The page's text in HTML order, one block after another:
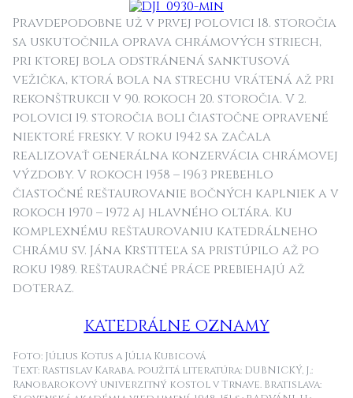
Pravdepodobne už v prvej polovici 18. storočia
sa uskutočnila oprava chrámových striech,
pri ktorej bola odstránená sanktusová
vežička, ktorá bola na strechu vrátená až pri
rekonštrukcii v 90. rokoch 20. storočia. V 2.
polovici 19. storočia boli čiastočne opravené
niektoré fresky. V roku 1942 sa začala
realizovať generálna konzervácia chrámovej
výzdoby. V rokoch 1958 – 1963 prebehlo
čiastočné reštaurovanie bočných kaplniek a v
rokoch 1970 – 1972 aj hlavného oltára. Ku
komplexnému reštaurovaniu katedrálneho
Chrámu sv. Jána Krstiteľa sa pristúpilo až po
roku 1989. Reštauračné práce prebiehajú až
doteraz.
KATEDRÁLNE OZNAMY
Foto: Július Kotus a Júlia Kubicová
Text: Rastislav Karaba. použitá literatúra: DUBNICKÝ, J.:
Ranobarokový univerzitný kostol v Trnave. Bratislava: